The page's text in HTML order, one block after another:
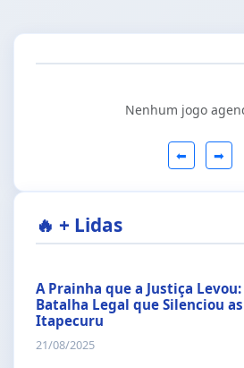
Nenhum jogo
⬅ ➡
🔥 + Lidas
A Prainha que a Justiça
Batalha Legal que Silenciou
Itapecuru
21/08/2025